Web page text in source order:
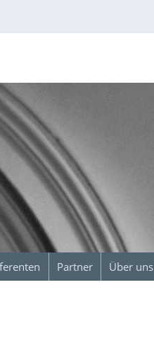
Partner Über uns